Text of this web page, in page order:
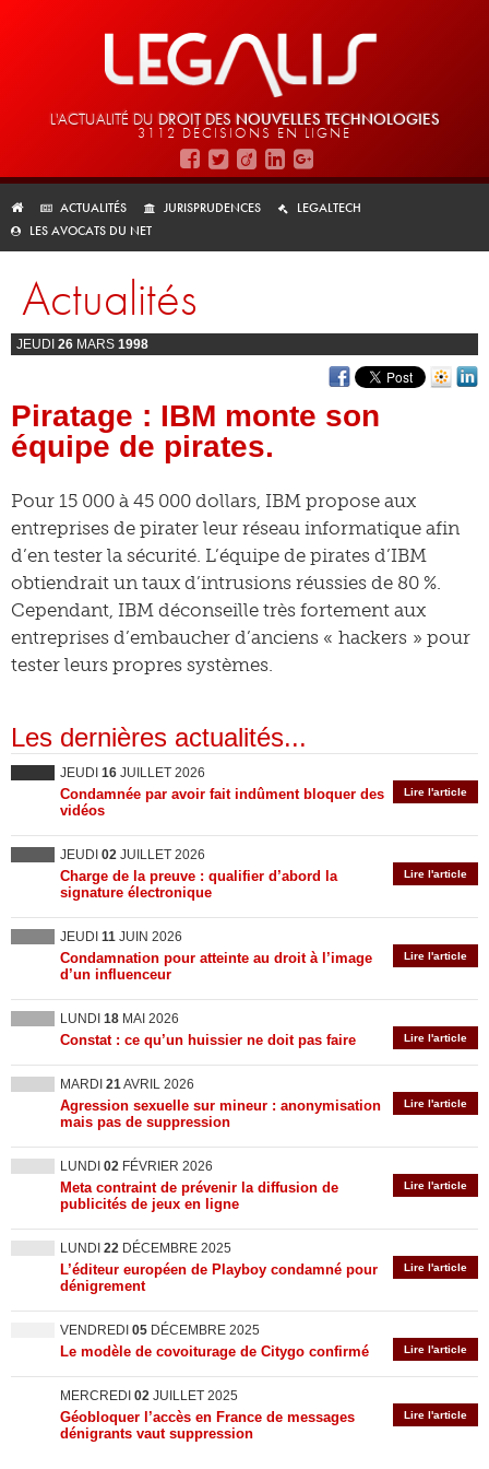
L'ACTUALITÉ DU DROIT DES NOUVELLES TECHNOLOGIES
3112 DÉCISIONS EN LIGNE
ACTUALITÉS JURISPRUDENCES
LEGALTECH
LES AVOCATS DU NET
Actualités
JEUDI 26 MARS 1998
Piratage : IBM monte son
équipe de pirates.
Pour 15 000 à 45 000 dollars, IBM propose aux
entreprises de pirater leur réseau informatique afin
d’en tester la sécurité. L’équipe de pirates d’IBM
obtiendrait un taux d’intrusions réussies de 80 %.
Cependant, IBM déconseille très fortement aux
entreprises d’embaucher d’anciens « hackers » pour
tester leurs propres systèmes.
Les dernières actualités...
JEUDI 16 JUILLET 2026
Lire l'article
Condamnée par avoir fait indûment bloquer des
vidéos
JEUDI 02 JUILLET 2026
Lire l'article
Charge de la preuve : qualifier d’abord la
signature électronique
JEUDI 11 JUIN 2026
Lire l'article
Condamnation pour atteinte au droit à l’image
d’un influenceur
LUNDI 18 MAI 2026
Lire l'article
Constat : ce qu’un huissier ne doit pas faire
MARDI 21AVRIL 2026
Lire l'article
Agression sexuelle sur mineur : anonymisation
mais pas de suppression
LUNDI 02 FÉVRIER 2026
Lire l'article
Meta contraint de prévenir la diffusion de
publicités de jeux en ligne
LUNDI 22 DÉCEMBRE 2025
Lire l'article
L’éditeur européen de Playboy condamné pour
dénigrement
VENDREDI 05 DÉCEMBRE 2025
Lire l'article
Le modèle de covoiturage de Citygo confirmé
MERCREDI 02 JUILLET 2025
Lire l'article
Géobloquer l’accès en France de messages
dénigrants vaut suppression